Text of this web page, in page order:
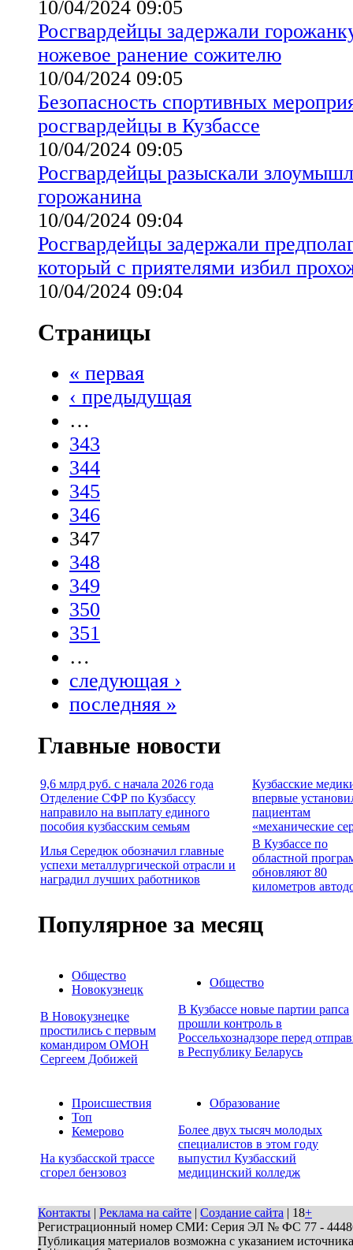
10/04/2024 09:05
Росгвардейцы задержали
ножевое ранение сожителю
10/04/2024 09:05
Безопасность спортивных
росгвардейцы в Кузбассе
10/04/2024 09:05
Росгвардейцы разыскали
горожанина
10/04/2024 09:04
Росгвардейцы задержали
который с приятелями избил
10/04/2024 09:04
Страницы
« первая
‹ предыдущая
…
343
344
345
346
347
348
349
350
351
…
следующая ›
последняя »
Главные новости
9,6 млрд руб. с начала 2026 года
Отделение СФР по Кузбассу
направило на выплату единого
пособия кузбасским семьям
Кузбасские
впервые
пациентам
«механические
Илья Середюк обозначил главные
успехи металлургической отрасли и
наградил лучших работников
В Кузбассе по
областной
обновляют 80
километров
Популярное за месяц
Общество
Новокузнецк
В Новокузнецке
простились с первым
командиром ОМОН
Сергеем Добижей
Общество
В Кузбассе новые партии рапса
прошли контроль в
Россельхознадзоре перед
в Республику Беларусь
Происшествия
Топ
Кемерово
На кузбасской трассе
сгорел бензовоз
Образование
Более двух тысяч молодых
специалистов в этом году
выпустил Кузбасский
медицинский колледж
Контакты | Реклама на сайте | Создание сайта | 18+
Регистрационный номер СМИ: Серия ЭЛ № ФС 77 - 44486
Публикация материалов возможна с указанием